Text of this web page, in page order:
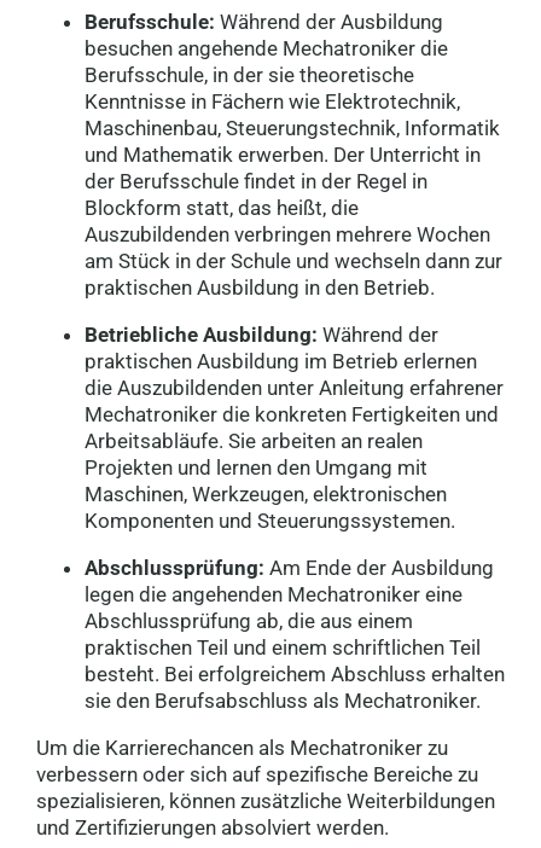
Mechatroniker (m/w/d)
20095 Hamburg
Mechatroniker (m/w/d)
10115 Berlin
Mechatroniker (m/w/d)
74072 Heilbronn
Mechatroniker (m/w/d)
24103 Kiel
Mechatroniker (m/w/d)
30100 Braunschweig
Mechatroniker (m/w/d)
44787 Bochum
Mechatroniker (m/w/d)
Mechatroniker (m/w/d)
76131 Karlsruhe
Berufsschule: Während der Ausbildung
besuchen angehende Mechatroniker die
Berufsschule, in der sie theoretische
Kenntnisse in Fächern wie Elektrotechnik,
Maschinenbau, Steuerungstechnik, Informatik
und Mathematik erwerben. Der Unterricht in
der Berufsschule findet in der Regel in
Blockform statt, das heißt, die
Auszubildenden verbringen mehrere Wochen
am Stück in der Schule und wechseln dann zur
praktischen Ausbildung in den Betrieb.
Betriebliche Ausbildung: Während der
praktischen Ausbildung im Betrieb erlernen
die Auszubildenden unter Anleitung erfahrener
Mechatroniker die konkreten Fertigkeiten und
Arbeitsabläufe. Sie arbeiten an realen
Projekten und lernen den Umgang mit
Maschinen, Werkzeugen, elektronischen
Komponenten und Steuerungssystemen.
Abschlussprüfung: Am Ende der Ausbildung
legen die angehenden Mechatroniker eine
Abschlussprüfung ab, die aus einem
praktischen Teil und einem schriftlichen Teil
besteht. Bei erfolgreichem Abschluss erhalten
sie den Berufsabschluss als Mechatroniker.
Um die Karrierechancen als Mechatroniker zu
verbessern oder sich auf spezifische Bereiche zu
spezialisieren, können zusätzliche Weiterbildungen
und Zertifizierungen absolviert werden.